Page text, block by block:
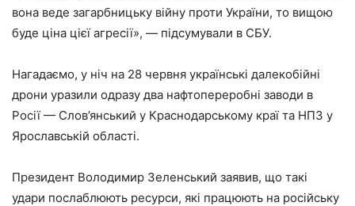
вона веде загарбницьку війну проти України, то вищою
буде ціна цієї агресії», — підсумували в СБУ.
Нагадаємо, у ніч на 28 червня українські далекобійні
дрони уразили одразу два нафтопереробні заводи в
Росії — Слов’янський у Краснодарському краї та НПЗ у
Ярославській області.
Президент Володимир Зеленський заявив, що такі
удари послаблюють ресурси, які працюють на російську